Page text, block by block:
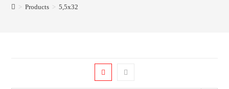
> Products > 5,5x32